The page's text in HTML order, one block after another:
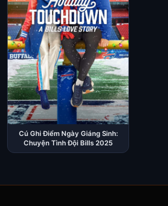
Cú Ghi Điểm Ngày Giáng Sinh:
Chuyện Tình Đội Bills 2025